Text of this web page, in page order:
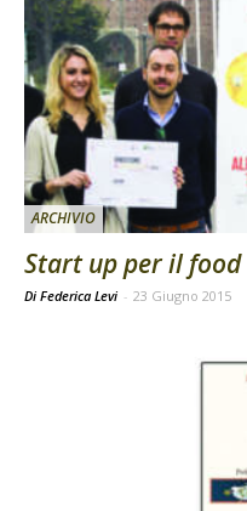
ARCHIVIO
Start up per il food
Di Federica Levi - 23 Giugno 2015